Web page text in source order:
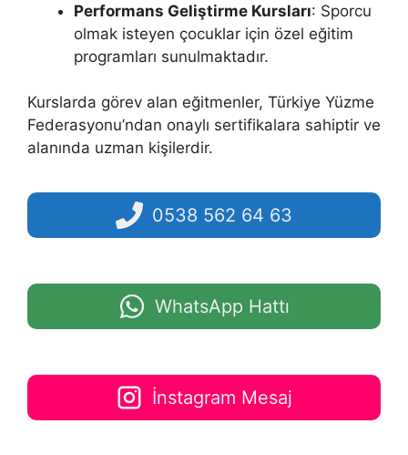
Performans Geliştirme Kursları: Sporcu
olmak isteyen çocuklar için özel eğitim
programları sunulmaktadır.
Kurslarda görev alan eğitmenler, Türkiye Yüzme
Federasyonu’ndan onaylı sertifikalara sahiptir ve
alanında uzman kişilerdir.
0538 562 64 63
WhatsApp Hattı
İnstagram Mesaj